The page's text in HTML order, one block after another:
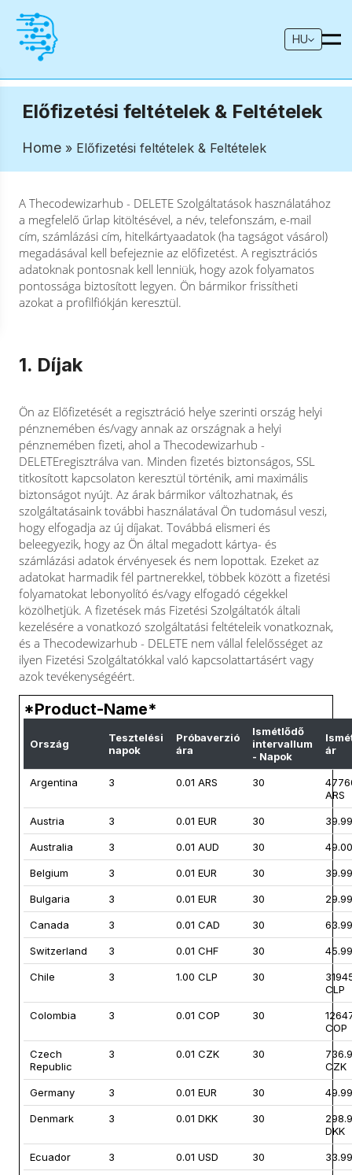
HU
Előfizetési feltételek & Feltételek
Home » Előfizetési feltételek & Feltételek
A Thecodewizarhub - DELETE Szolgáltatások használatához
a megfelelő űrlap kitöltésével, a név, telefonszám, e-mail
cím, számlázási cím, hitelkártyaadatok (ha tagságot vásárol)
megadásával kell befejeznie az előfizetést. A regisztrációs
adatoknak pontosnak kell lenniük, hogy azok folyamatos
pontossága biztosított legyen. Ön bármikor frissítheti
azokat a profilfiókján keresztül.
1. Díjak
Ön az Előfizetését a regisztráció helye szerinti ország helyi
pénznemében és/vagy annak az országnak a helyi
pénznemében fizeti, ahol a Thecodewizarhub -
DELETEregisztrálva van. Minden fizetés biztonságos, SSL
titkosított kapcsolaton keresztül történik, ami maximális
biztonságot nyújt. Az árak bármikor változhatnak, és
szolgáltatásaink további használatával Ön tudomásul veszi,
hogy elfogadja az új díjakat. Továbbá elismeri és
beleegyezik, hogy az Ön által megadott kártya- és
számlázási adatok érvényesek és nem lopottak. Ezeket az
adatokat harmadik fél partnerekkel, többek között a fizetési
folyamatokat lebonyolító és/vagy elfogadó cégekkel
közölhetjük. A fizetések más Fizetési Szolgáltatók általi
kezelésére a vonatkozó szolgáltatási feltételeik vonatkoznak,
és a Thecodewizarhub - DELETE nem vállal felelősséget az
ilyen Fizetési Szolgáltatókkal való kapcsolattartásért vagy
azok tevékenységéért.
*Product-Name*
Ország
Tesztelési
napok
Próbaverzió
ára
Ismétlődő
intervallum
- Napok
ár
Argentina 3 0.01 ARS 30
ARS
Austria 3 0.01 EUR 30
Australia 3 0.01 AUD 30
Belgium 3 0.01 EUR 30
Bulgaria 3 0.01 EUR 30
Canada 3 0.01 CAD 30
Switzerland 3 0.01 CHF 30
Chile 3 1.00 CLP 30
CLP
Colombia 3 0.01 COP 30
COP
Czech
Republic
3 0.01 CZK 30
CZK
Germany 3 0.01 EUR 30
Denmark 3 0.01 DKK 30
DKK
Ecuador 3 0.01 USD 30